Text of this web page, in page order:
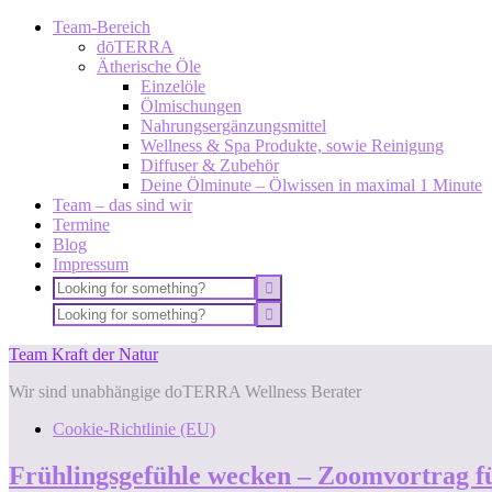
Team-Bereich
dōTERRA
Ätherische Öle
Einzelöle
Ölmischungen
Nahrungsergänzungsmittel
Wellness & Spa Produkte, sowie Reinigung
Diffuser & Zubehör
Deine Ölminute – Ölwissen in maximal 1 Minute
Team – das sind wir
Termine
Blog
Impressum
Team Kraft der Natur
Wir sind unabhängige doTERRA Wellness Berater
Cookie-Richtlinie (EU)
Frühlingsgefühle wecken – Zoomvortrag